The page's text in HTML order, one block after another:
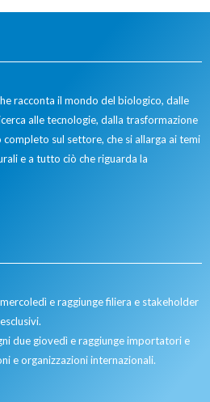
racconta il mondo del biologico, dalle
alle tecnologie, dalla trasformazione
sul settore, che si allarga ai temi
e a tutto ciò che riguarda la
e raggiunge filiera e stakeholder
due giovedì e raggiunge importatori e
e organizzazioni internazionali.